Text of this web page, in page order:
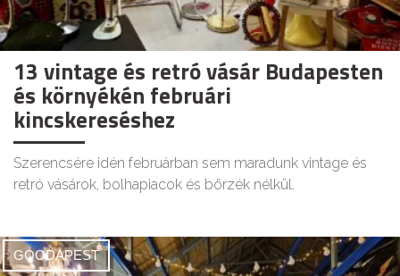
13 vintage és retró vásár Budapesten
és környékén februári
kincskereséshez
Szerencsére idén februárban sem maradunk vintage és
retró vásárok, bolhapiacok és börzék nélkül.
GOODAPEST